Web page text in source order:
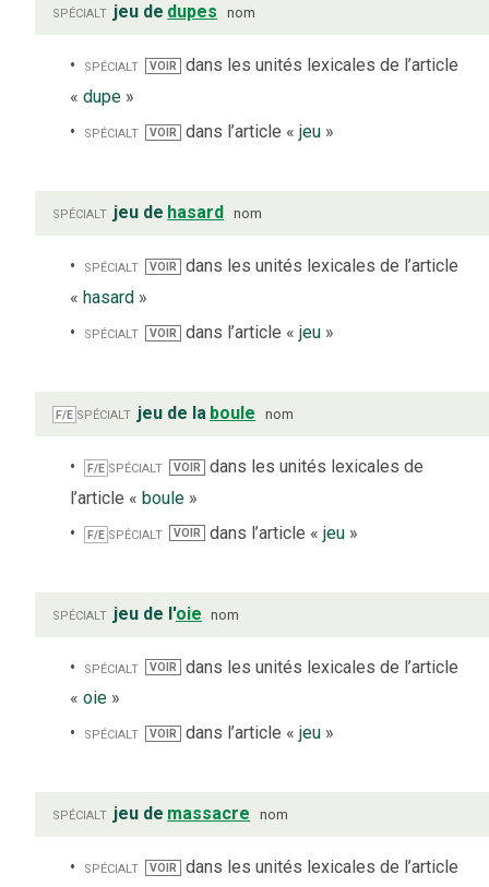
spécialt jeu de dupes nom
spécialt VOIR
dans les unités lexicales de l’article
« dupe »
spécialt
VOIR dans l’article « jeu»
spécialt jeu de hasard nom
spécialt VOIR dans les unités lexicales de l’article
« hasard »
spécialt
VOIR dans l’article « jeu»
F/E spécialt jeu de la boule nom
F/E spécialt VOIR
dans les unités lexicales de
l’article « boule »
F/E spécialt VOIR dans l’article «jeu »
spécialt jeu de l'oie nom
spécialt VOIR
dans les unités lexicales de l’article
« oie »
spécialt
VOIR dans l’article « jeu»
spécialt jeu de massacre nom
spécialt VOIR
dans les unités lexicales de l’article